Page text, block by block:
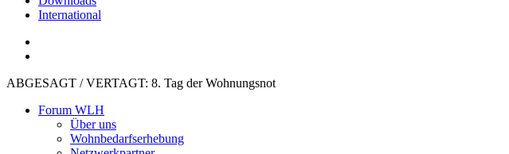
International
ABGESAGT / VERTAGT: 8. Tag der Wohnungsnot
Forum WLH
Über uns
Wohnbedarfserhebung